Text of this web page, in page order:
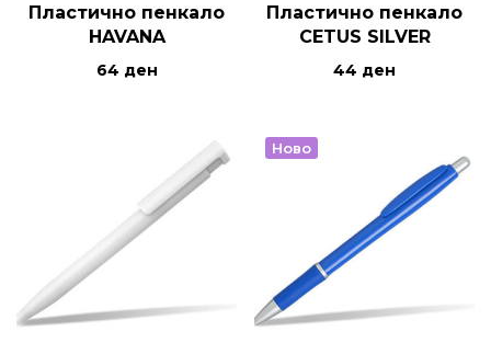
Пластично пенкало
HAVANA
64 ден
Пластично пенкало
CETUS SILVER
44 ден
Ново